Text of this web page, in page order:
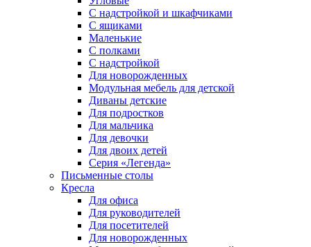
С надстройкой и шкафчиками
С ящиками
Маленькие
С полками
С надстройкой
Для новорожденных
Модульная мебель для детской
Диваны детские
Для подростков
Для мальчика
Для девочки
Для двоих детей
Серия «Легенда»
Письменные столы
Кресла
Для офиса
Для руководителей
Для посетителей
Для новорожденных